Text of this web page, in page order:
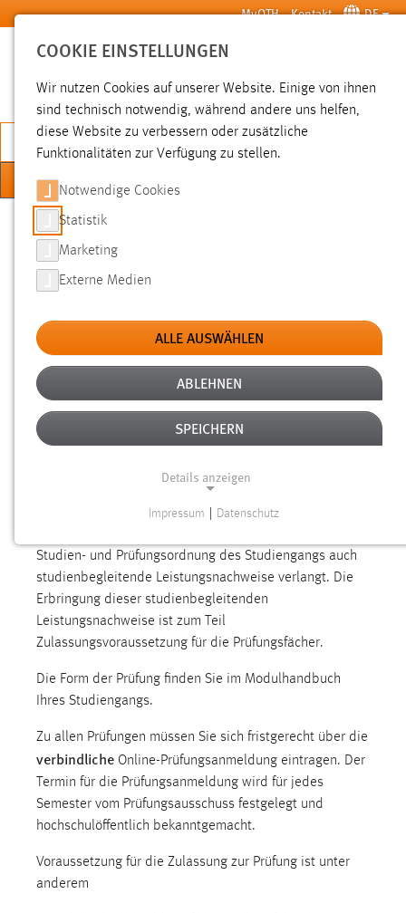
Zum Hauptinhalt springen MyOTH Kontakt DE
SUCHE
JETZT BEWERBEN
Sie sind hier:
Studium Im Studium
PRÜFUNGEN
Im Verlauf Ihres Studiums legen Sie Prüfungen ab, um
die Leistung in den Fächern Ihres Studiengangs
und Prüfungsordnung bzw. im Modulhandbuch Ihres
Studien- und Prüfungsordnung des Studiengangs auch
studienbegleitende Leistungsnachweise verlangt. Die
Erbringung dieser studienbegleitenden
Leistungsnachweise ist zum Teil
Zulassungsvoraussetzung für die Prüfungsfächer.
Die Form der Prüfung finden Sie im Modulhandbuch
Ihres Studiengangs.
Zu allen Prüfungen müssen Sie sich fristgerecht über die
verbindliche Online-Prüfungsanmeldung eintragen. Der
Termin für die Prüfungsanmeldung wird für jedes
Semester vom Prüfungsausschuss festgelegt und
hochschulöffentlich bekanntgemacht.
Voraussetzung für die Zulassung zur Prüfung ist unter
anderem
COOKIE EINSTELLUNGEN
Wir nutzen Cookies auf unserer Website. Einige von ihnen
sind technisch notwendig, während andere uns helfen,
diese Website zu verbessern oder zusätzliche
Funktionalitäten zur Verfügung zu stellen.
Notwendige Cookies
Statistik
Marketing
Externe Medien
ALLE AUSWÄHLEN
ABLEHNEN
SPEICHERN
Details anzeigen
Notwendige Cookies ermöglichen grundlegende
Funktionen und sind für die einwandfreie Funktion der
Website erforderlich.
Einverständnis
Name:
cookie_consent
Zweck:
Dieser Cookie speichert die ausgewählten Einverständnis-
Optionen des Benutzers
Cookie Laufzeit:
1 Jahr
Performance
Impressum Datenschutz